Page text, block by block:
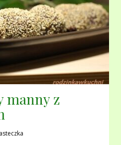
manny z